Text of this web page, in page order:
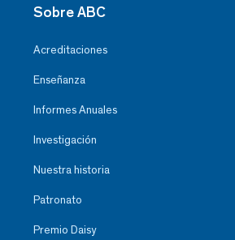
Sobre ABC
Acreditaciones
Enseñanza
Informes Anuales
Investigación
Nuestra historia
Patronato
Premio Daisy